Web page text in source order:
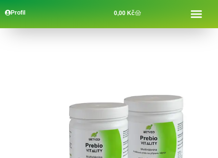
0,00 Kč
Profil